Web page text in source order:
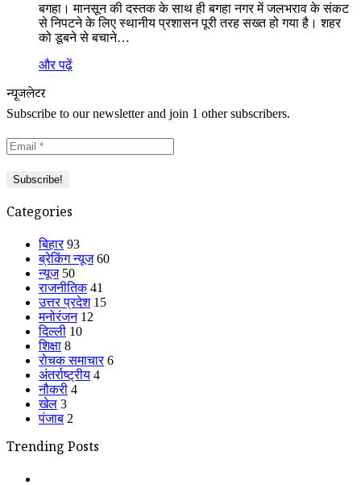
बगहा। मानसून की दस्तक के साथ ही बगहा नगर में जलभराव के संकट
से निपटने के लिए स्थानीय प्रशासन पूरी तरह सख्त हो गया है। शहर
को डूबने से बचाने…
और पढ़ें
न्यूजलेटर
Subscribe to our newsletter and join 1 other subscribers.
Categories
बिहार 93
ब्रेकिंग न्यूज 60
न्यूज 50
राजनीतिक 41
उत्तर प्रदेश 15
मनोरंजन 12
दिल्ली 10
शिक्षा 8
रोचक समाचार 6
अंतर्राष्ट्रीय 4
नौकरी 4
खेल 3
पंजाब 2
Trending Posts